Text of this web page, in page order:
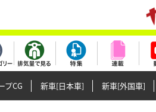
プCG 新車[日本車] 新車[外国車]